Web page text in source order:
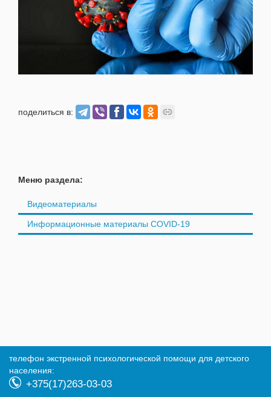
поделиться в:
Меню раздела:
Видеоматериалы
Информационные материалы COVID-19
телефон экстренной психологической помощи для детского
населения:
+375(17)263-03-03